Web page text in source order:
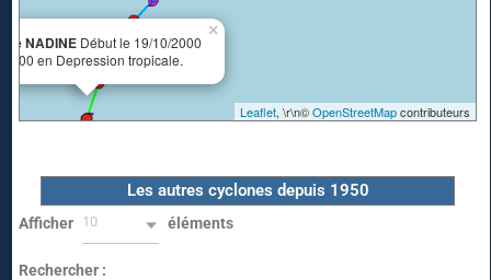
NADINE Début le 19/10/2000
en Depression tropicale.
×
Leaflet, \r\n©OpenStreetMapcontributeurs
Les autres cyclones depuis 1950
Afficher 10 éléments
Rechercher :